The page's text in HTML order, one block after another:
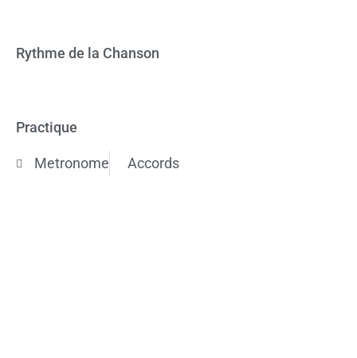
Rythme de la Chanson
Practique
Metronome Accords